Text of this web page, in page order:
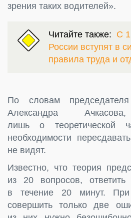
зрения таких водителей».
Читайте также: С
России вступят в
правила труда и
По словам
Александра
лишь о теоретической
необходимости
не видят.
Известно, что теория
из 20 вопросов,
в течение 20 минут. При
совершить только две